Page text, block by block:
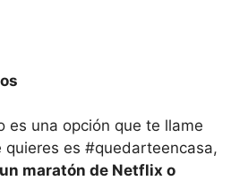
es una opción que te llame
quieres es #quedarteencasa,
maratón de Netflix o